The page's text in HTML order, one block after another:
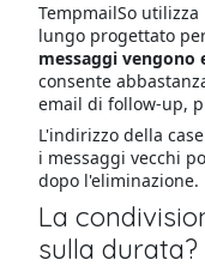
TempmailSo
lungo progettato
messaggi
consente
email di follow-up,
L'indirizzo della
i messaggi vecchi
dopo l'eliminazione.
La
sulla durata?